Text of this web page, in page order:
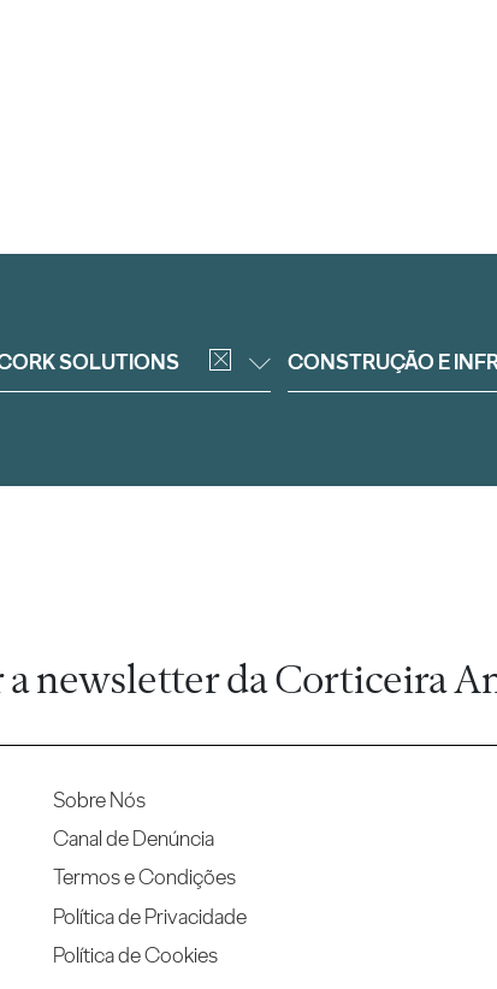
SOLUTIONS CONSTRUÇÃO E
a newsletter da Corticeira
Sobre Nós
Canal de Denúncia
Termos e Condições
Política de Privacidade
Política de Cookies